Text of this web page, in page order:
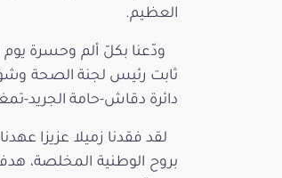
العظيم.
ودّعنا بكلّ ألم وحسرة يوم
ثابت رئيس لجنة الصحة
دائرة دقاش-حامة الجريد-
لقد فقدنا زميلا عزيزا
بروح الوطنية المخلصة،